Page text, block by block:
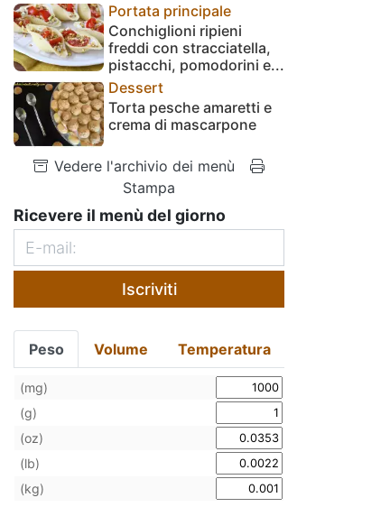
Portata principale
Conchiglioni ripieni
freddi con stracciatella,
pistacchi, pomodorini e...
Dessert
Torta pesche amaretti e
crema di mascarpone
Vedere l'archivio dei menù
Stampa
Ricevere il menù del giorno
Iscriviti
Peso Volume Temperatura
(mg)
(g)
(oz)
(lb)
(kg)